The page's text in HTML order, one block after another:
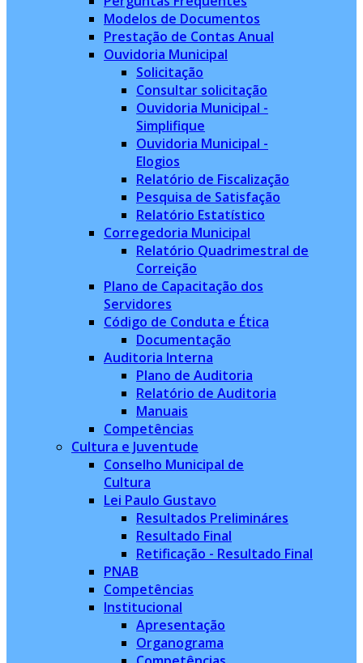
Modelos de Documentos
Prestação de Contas Anual
Ouvidoria Municipal
Solicitação
Consultar solicitação
Ouvidoria Municipal -
Simplifique
Ouvidoria Municipal -
Elogios
Relatório de Fiscalização
Pesquisa de Satisfação
Relatório Estatístico
Corregedoria Municipal
Relatório Quadrimestral de
Correição
Plano de Capacitação dos
Servidores
Código de Conduta e Ética
Documentação
Auditoria Interna
Plano de Auditoria
Relatório de Auditoria
Manuais
Competências
Cultura e Juventude
Conselho Municipal de
Cultura
Lei Paulo Gustavo
Resultados Prelimináres
Resultado Final
Retificação - Resultado Final
PNAB
Competências
Institucional
Apresentação
Organograma